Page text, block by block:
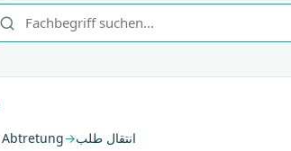
Abtretung→انتقال طلب